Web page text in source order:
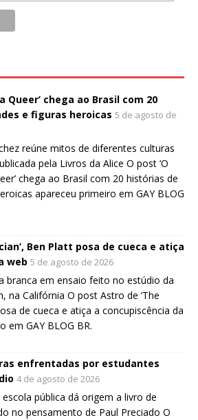
Queer’ chega ao Brasil com 20
e figuras heroicas 5 de agosto de
reúne mitos de diferentes culturas
pela Livros da Alice O post ‘O
chega ao Brasil com 20 histórias de
apareceu primeiro em GAY BLOG
Ben Platt posa de cueca e atiça
web 5 de agosto de 2026
branca em ensaio feito no estúdio da
na Califórnia O post Astro de ‘The
de cueca e atiça a concupiscência da
em GAY BLOG BR.
enfrentadas por estudantes
4 de agosto de 2026
pública dá origem a livro de
no pensamento de Paul Preciado O